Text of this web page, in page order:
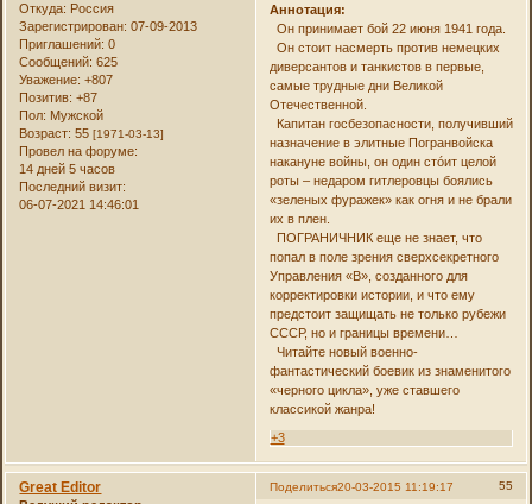
Откуда: Россия
Зарегистрирован: 07-09-2013
Приглашений: 0
Сообщений: 625
Уважение: +807
Позитив: +87
Пол: Мужской
Возраст: 55[1971-03-13]
Провел на форуме:
14 дней 5 часов
Последний визит:
06-07-2021 14:46:01
Аннотация:
Он принимает бой 22 июня 1941 года.
Он стоит насмерть против немецких
диверсантов и танкистов в первые,
самые трудные дни Великой
Отечественной.
Капитан госбезопасности, получивший
назначение в элитные Погранвойска
накануне войны, он один стóит целой
роты – недаром гитлеровцы боялись
«зеленых фуражек» как огня и не брали
их в плен.
ПОГРАНИЧНИК еще не знает, что
попал в поле зрения сверхсекретного
Управления «В», созданного для
корректировки истории, и что ему
предстоит защищать не только рубежи
СССР, но и границы времени…
Читайте новый военно-
фантастический боевик из знаменитого
«черного цикла», уже ставшего
классикой жанра!
+3
Поделиться 55
20-03-2015 11:19:17
Great Editor